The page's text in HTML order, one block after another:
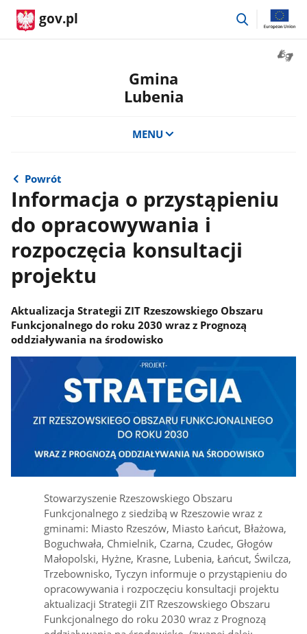
gov.pl
przejdź
Gmina
Lubenia
MENU
Powrót
Informacja o przystąpieniu
do opracowywania i
rozpoczęcia konsultacji
projektu
Aktualizacja Strategii ZIT Rzeszowskiego Obszaru
Funkcjonalnego do roku 2030 wraz z Prognozą
oddziaływania na środowisko
Stowarzyszenie Rzeszowskiego Obszaru
Funkcjonalnego z siedzibą w Rzeszowie wraz z
gminami: Miasto Rzeszów, Miasto Łańcut, Błażowa,
Boguchwała, Chmielnik, Czarna, Czudec, Głogów
Małopolski, Hyżne, Krasne, Lubenia, Łańcut, Świlcza,
Trzebownisko, Tyczyn informuje o przystąpieniu do
opracowywania i rozpoczęciu konsultacji projektu
aktualizacji Strategii ZIT Rzeszowskiego Obszaru
Funkcjonalnego do roku 2030 wraz z Prognozą